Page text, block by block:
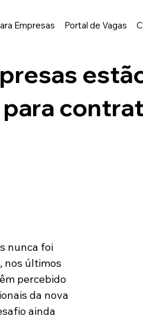
Empresas Portal de Vagas
nunca foi
nos últimos
percebido
da nova
ainda